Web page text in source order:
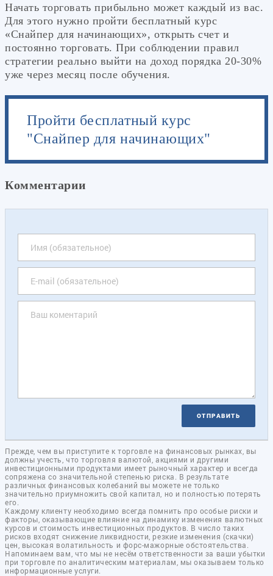
Начать торговать прибыльно может каждый из вас.
Для этого нужно пройти бесплатный курс
«Снайпер для начинающих», открыть счет и
постоянно торговать. При соблюдении правил
стратегии реально выйти на доход порядка 20-30%
уже через месяц после обучения.
Пройти бесплатный курс
"Снайпер для начинающих"
Комментарии
ОТПРАВИТЬ
Прежде, чем вы приступите к торговле на финансовых рынках, вы
должны учесть, что торговля валютой, акциями и другими
инвестиционными продуктами имеет рыночный характер и всегда
сопряжена со значительной степенью риска. В результате
различных финансовых колебаний вы можете не только
значительно приумножить свой капитал, но и полностью потерять
его.
Каждому клиенту необходимо всегда помнить про особые риски и
факторы, оказывающие влияние на динамику изменения валютных
курсов и стоимость инвестиционных продуктов. В число таких
рисков входят снижение ликвидности, резкие изменения (скачки)
цен, высокая волатильность и форс-мажорные обстоятельства.
Напоминаем вам, что мы не несём ответственности за ваши убытки
при торговле по аналитическим материалам, мы оказываем только
информационные услуги.